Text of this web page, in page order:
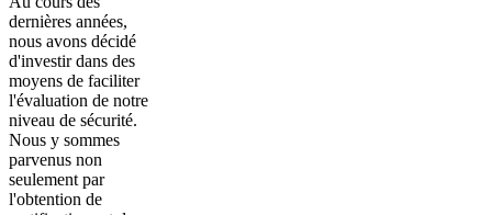
dernières années,
nous avons décidé
d'investir dans des
moyens de faciliter
l'évaluation de notre
niveau de sécurité.
Nous y sommes
parvenus non
seulement par
l'obtention de